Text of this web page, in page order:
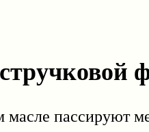
пассируют